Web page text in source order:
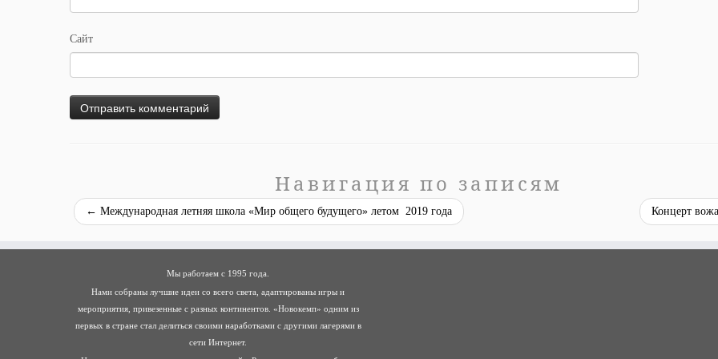
Сайт
Навигация по записям
← Международная летняя школа «Мир общего будущего» летом 2019 года Концерт
Мы работаем с 1995 года.
Нами собраны лучшие идеи со всего света, адаптированы игры и
мероприятия, привезенные с разных континентов. «Новокемп» одним из
первых в стране стал делиться своими наработками с другими лагерями в
сети Интернет.